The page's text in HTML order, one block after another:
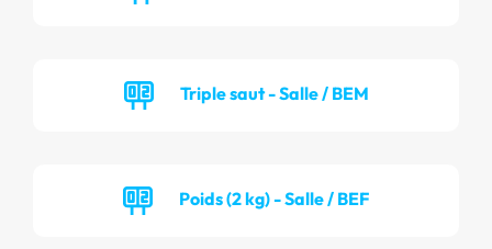
Triple saut - Salle / BEM
Poids (2 kg) - Salle / BEF